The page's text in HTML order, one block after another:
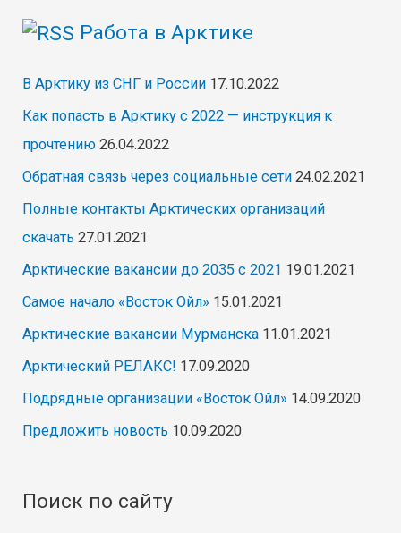
Работа в Арктике
В Арктику из СНГ и России 17.10.2022
Как попасть в Арктику с 2022 — инструкция к
прочтению 26.04.2022
Обратная связь через социальные сети 24.02.2021
Полные контакты Арктических организаций
скачать 27.01.2021
Арктические вакансии до 2035 с 2021 19.01.2021
Самое начало «Восток Ойл» 15.01.2021
Арктические вакансии Мурманска 11.01.2021
Арктический РЕЛАКС! 17.09.2020
Подрядные организации «Восток Ойл» 14.09.2020
Предложить новость 10.09.2020
Поиск по сайту